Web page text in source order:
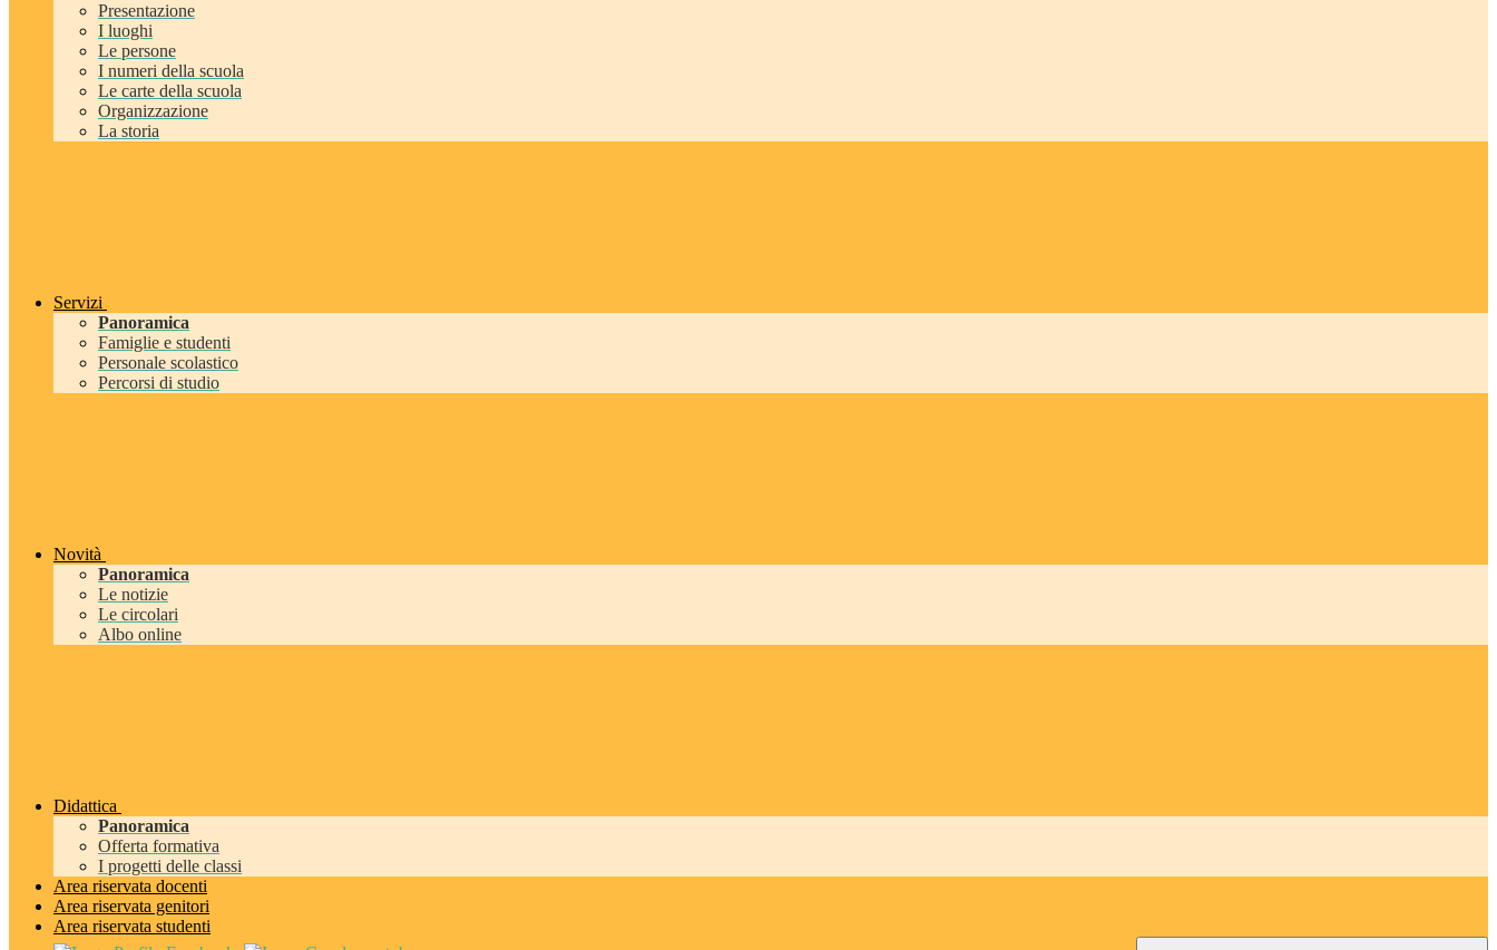
Presentazione
I luoghi
Le persone
I numeri della scuola
Le carte della scuola
Organizzazione
La storia
Servizi
Panoramica
Famiglie e studenti
Personale scolastico
Percorsi di studio
Novità
Panoramica
Le notizie
Le circolari
Albo online
Didattica
Panoramica
Offerta formativa
I progetti delle classi
Area riservata docenti
Area riservata genitori
Area riservata studenti